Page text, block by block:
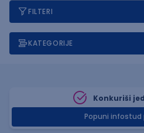
FILTERI
KATEGORIJE
Konkuriši
Popuni infostud